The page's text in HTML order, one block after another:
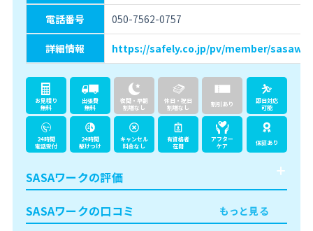
電話番号 050-7562-0757
詳細情報 https://safely.co.jp/pv/member/
お見積り
無料
出張費
無料
夜間・早朝
割増なし
休日・祝日
割増なし
割引あり
即日対応
可能
24時間
電話受付
24時間
駆けつけ
キャンセル
料金なし
有資格者
在籍
アフター
ケア
保証あり
SASAワークの評価
SASAワークの口コミ
もっと見る